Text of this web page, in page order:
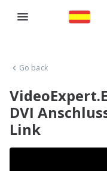
Go back
DVI
Link